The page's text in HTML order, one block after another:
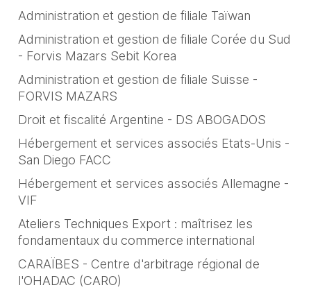
Administration et gestion de filiale Taïwan
Administration et gestion de filiale Corée du Sud
- Forvis Mazars Sebit Korea
Administration et gestion de filiale Suisse -
FORVIS MAZARS
Droit et fiscalité Argentine - DS ABOGADOS
Hébergement et services associés Etats-Unis -
San Diego FACC
Hébergement et services associés Allemagne -
VIF
Ateliers Techniques Export : maîtrisez les
fondamentaux du commerce international
CARAÏBES - Centre d'arbitrage régional de
l'OHADAC (CARO)